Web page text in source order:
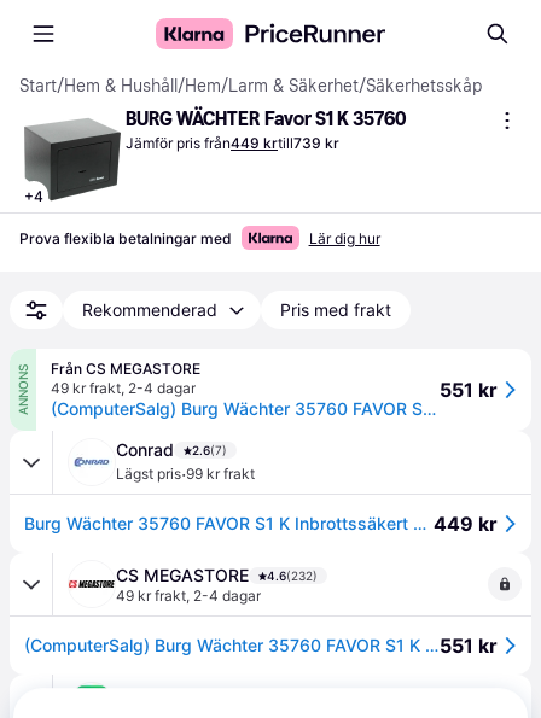
Start/Hem & Hushåll /Hem/Larm & Säkerhet/Säkerhetsskåp
+4
BURG WÄCHTER Favor S1 K 35760
Jämför pris från449 krtill739 kr
Prova flexibla betalningar med Lär dig hur
Rekommenderad Pris med frakt
ANNONS
Från CS MEGASTORE
49 kr frakt, 2-4 dagar
(ComputerSalg) Burg Wächter 35760 FAVOR S1 K Sensor för inbrottsskydd Nyckellås
551 kr
Conrad 2.6(7)
Lägst pris·99 kr frakt
Burg Wächter 35760 FAVOR S1 K Inbrottssäkert kassaskåp 2-nyckelsystem Nyckel 449 kr
CS MEGASTORE 4.6(232)
49 kr frakt, 2-4 dagar
(ComputerSalg) Burg Wächter 35760 FAVOR S1 K Sensor för inbrottsskydd Nyckellås551 kr